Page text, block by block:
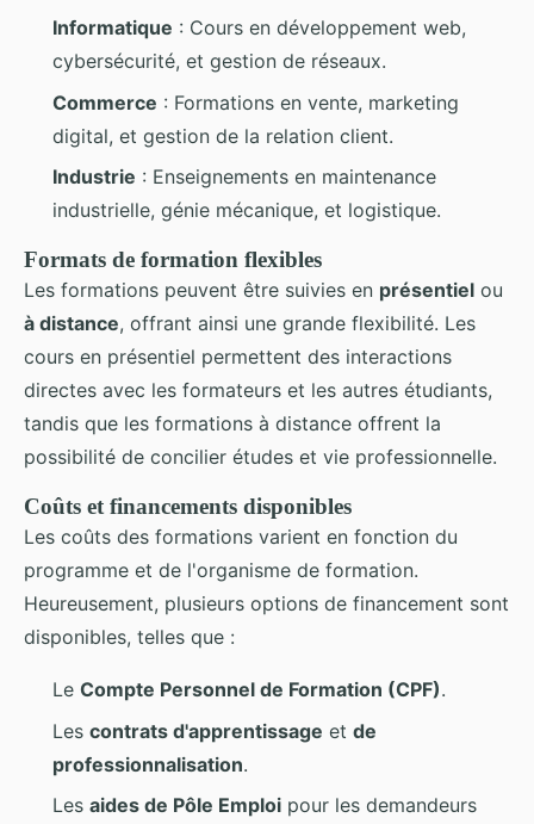
Informatique : Cours en développement web,
cybersécurité, et gestion de réseaux.
Commerce : Formations en vente, marketing
digital, et gestion de la relation client.
Industrie : Enseignements en maintenance
industrielle, génie mécanique, et logistique.
Formats de formation flexibles
Les formations peuvent être suivies en présentiel ou
à distance, offrant ainsi une grande flexibilité. Les
cours en présentiel permettent des interactions
directes avec les formateurs et les autres étudiants,
tandis que les formations à distance offrent la
possibilité de concilier études et vie professionnelle.
Coûts et financements disponibles
Les coûts des formations varient en fonction du
programme et de l'organisme de formation.
Heureusement, plusieurs options de financement sont
disponibles, telles que :
Le Compte Personnel de Formation (CPF).
Les contrats d'apprentissage et de
professionnalisation.
Les aides de Pôle Emploi pour les demandeurs